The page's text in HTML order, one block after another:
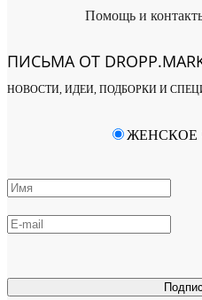
Помощь и
ПИСЬМА ОТ
НОВОСТИ, ИДЕИ, ПОДБОРКИ И
ЖЕНСКОЕ